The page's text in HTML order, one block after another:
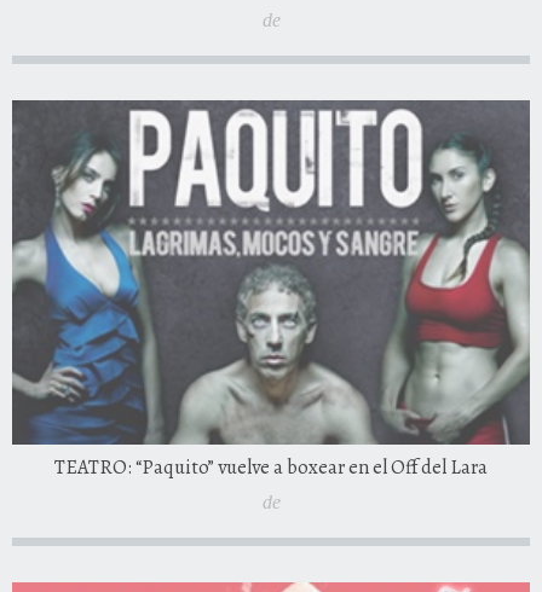
de
TEATRO: “Paquito” vuelve a boxear en el Off del Lara
de